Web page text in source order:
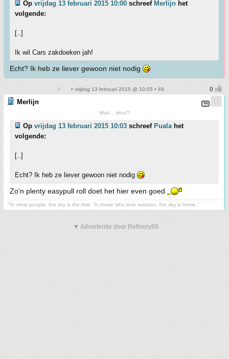
Op vrijdag 13 februari 2015 10:00 schreef Merlijn het
volgende:
[..]
Ik wil Cars zakdoeken jah!
Echt? Ik heb ze liever gewoon niet nodig
• vrijdag 13 februari 2015 @ 10:05 • 49
Merlijn
Wait... whut?
Op vrijdag 13 februari 2015 10:03 schreef Pualahet
volgende:
[..]
Echt? Ik heb ze liever gewoon niet nodig
Zo'n plenty easypull roll doet het hier even goed
"To most people, the sky is the limit. To those who love aviation, the sky is home."
▼ Advertentie door Refinery89